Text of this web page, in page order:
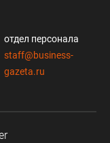
отдел персонала
staff@business-
gazeta.ru